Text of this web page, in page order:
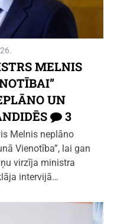
MELNIS
UN
3
Melnis neplāno
Vienotība”, lai gan
virzīja ministra
intervijā…